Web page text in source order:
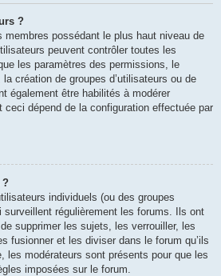
?
membres possédant le plus haut niveau de
peuvent contrôler toutes les
les paramètres des permissions, le
création de groupes d’utilisateurs ou de
également être habilités à modérer
ceci dépend de la configuration effectuée par
?
individuels (ou des groupes
surveillent régulièrement les forums. Ils ont
supprimer les sujets, les verrouiller, les
fusionner et les diviser dans le forum qu’ils
les modérateurs sont présents pour que les
imposées sur le forum.